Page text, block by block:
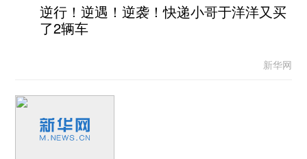
逆行！逆遇！逆袭！快递小哥于洋洋又买
了2辆车
新华网